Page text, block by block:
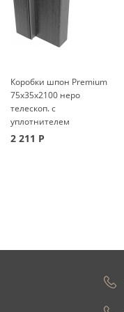
Коробки шпон Premium
75x35x2100 неро
телескоп. с
уплотнителем
2 211 Р